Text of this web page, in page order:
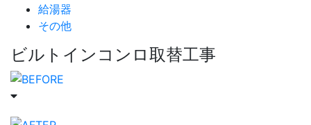
給湯器
その他
ビルトインコンロ取替工事